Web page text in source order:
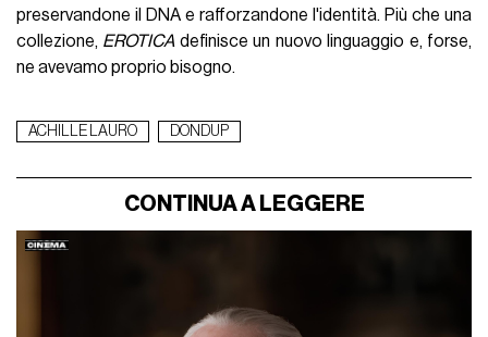
preservandone il DNA e rafforzandone l'identità. Più che una
collezione, EROTICA definisce un nuovo linguaggio e, forse,
ne avevamo proprio bisogno.
ACHILLE LAURO DONDUP
CONTINUA A LEGGERE